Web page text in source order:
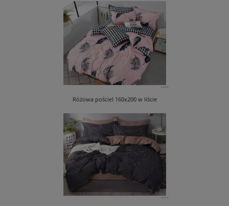
Różowa pościel 160x200 w liście